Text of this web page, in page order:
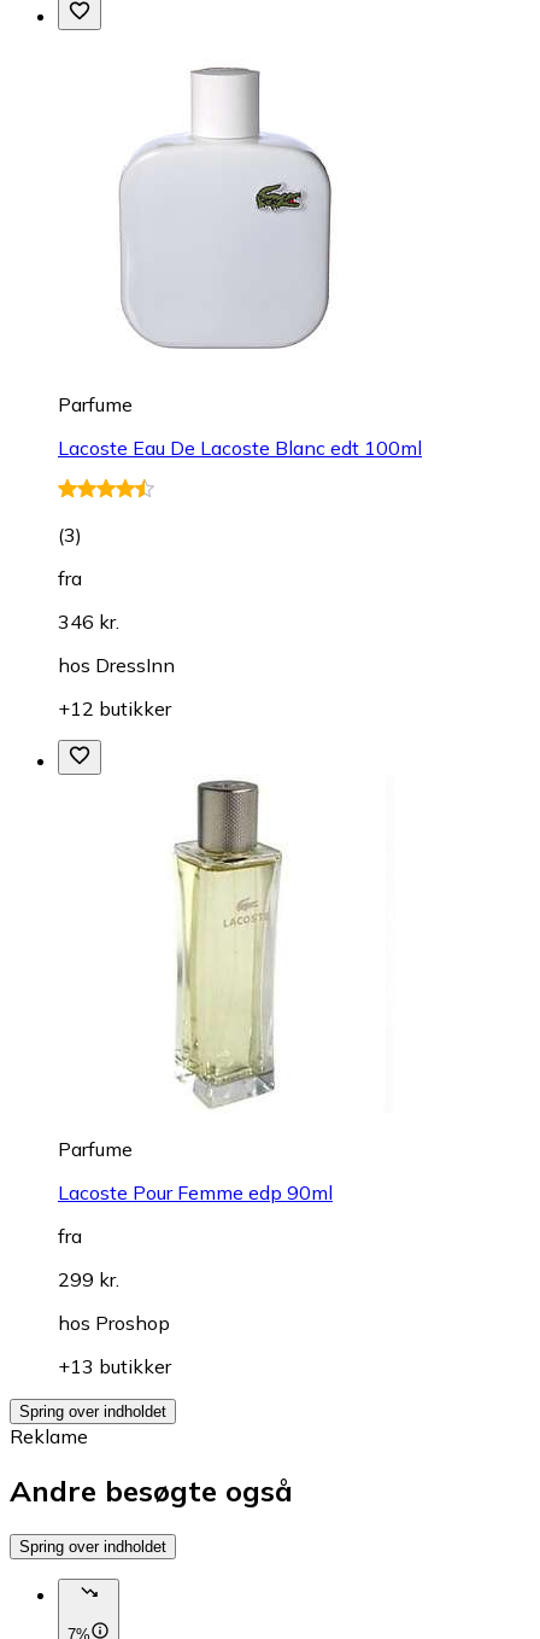
Parfume
Lacoste Eau De Lacoste Blanc edt 100ml
(3)
fra
346 kr.
hos DressInn
+12 butikker
Parfume
Lacoste Pour Femme edp 90ml
fra
299 kr.
hos Proshop
+13 butikker
Spring over indholdet
Reklame
Andre besøgte også
Spring over indholdet
7%